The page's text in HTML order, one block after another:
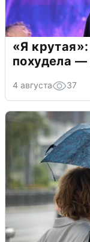
«Я
похудела —
4 августа 37